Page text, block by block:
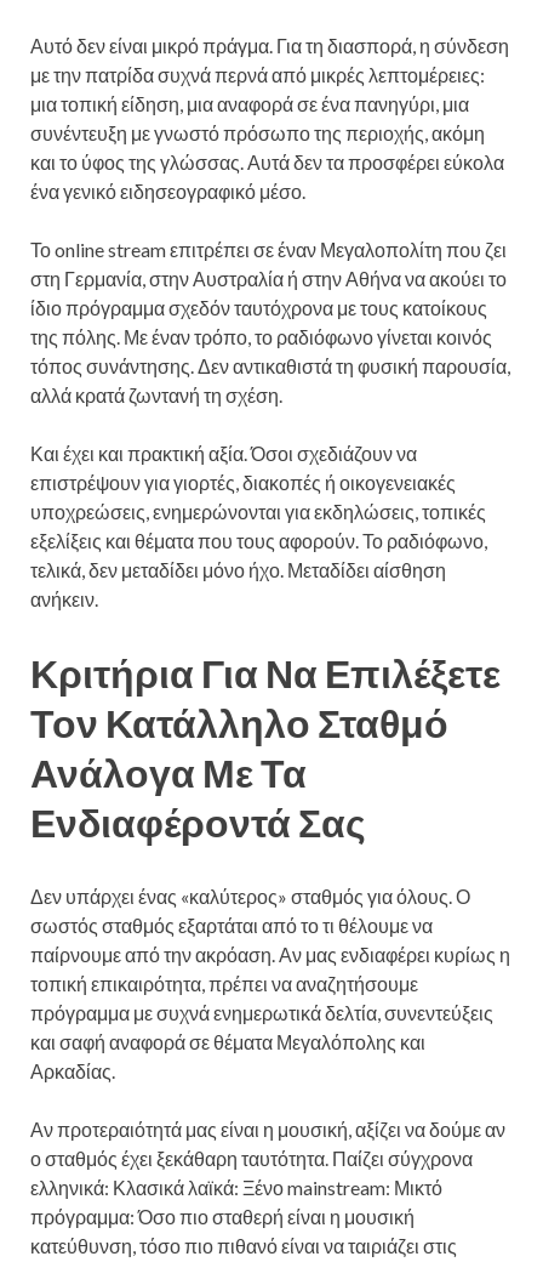
Αυτό δεν είναι μικρό πράγμα. Για τη διασπορά, η σύνδεση
με την πατρίδα συχνά περνά από μικρές λεπτομέρειες:
μια τοπική είδηση, μια αναφορά σε ένα πανηγύρι, μια
συνέντευξη με γνωστό πρόσωπο της περιοχής, ακόμη
και το ύφος της γλώσσας. Αυτά δεν τα προσφέρει εύκολα
ένα γενικό ειδησεογραφικό μέσο.
Το online stream επιτρέπει σε έναν Μεγαλοπολίτη που ζει
στη Γερμανία, στην Αυστραλία ή στην Αθήνα να ακούει το
ίδιο πρόγραμμα σχεδόν ταυτόχρονα με τους κατοίκους
της πόλης. Με έναν τρόπο, το ραδιόφωνο γίνεται κοινός
τόπος συνάντησης. Δεν αντικαθιστά τη φυσική παρουσία,
αλλά κρατά ζωντανή τη σχέση.
Και έχει και πρακτική αξία. Όσοι σχεδιάζουν να
επιστρέψουν για γιορτές, διακοπές ή οικογενειακές
υποχρεώσεις, ενημερώνονται για εκδηλώσεις, τοπικές
εξελίξεις και θέματα που τους αφορούν. Το ραδιόφωνο,
τελικά, δεν μεταδίδει μόνο ήχο. Μεταδίδει αίσθηση
ανήκειν.
Κριτήρια Για Να Επιλέξετε
Τον Κατάλληλο Σταθμό
Ανάλογα Με Τα
Ενδιαφέροντά Σας
Δεν υπάρχει ένας «καλύτερος» σταθμός για όλους. Ο
σωστός σταθμός εξαρτάται από το τι θέλουμε να
παίρνουμε από την ακρόαση. Αν μας ενδιαφέρει κυρίως η
τοπική επικαιρότητα, πρέπει να αναζητήσουμε
πρόγραμμα με συχνά ενημερωτικά δελτία, συνεντεύξεις
και σαφή αναφορά σε θέματα Μεγαλόπολης και
Αρκαδίας.
Αν προτεραιότητά μας είναι η μουσική, αξίζει να δούμε αν
ο σταθμός έχει ξεκάθαρη ταυτότητα. Παίζει σύγχρονα
ελληνικά: Κλασικά λαϊκά: Ξένο mainstream: Μικτό
πρόγραμμα: Όσο πιο σταθερή είναι η μουσική
κατεύθυνση, τόσο πιο πιθανό είναι να ταιριάζει στις